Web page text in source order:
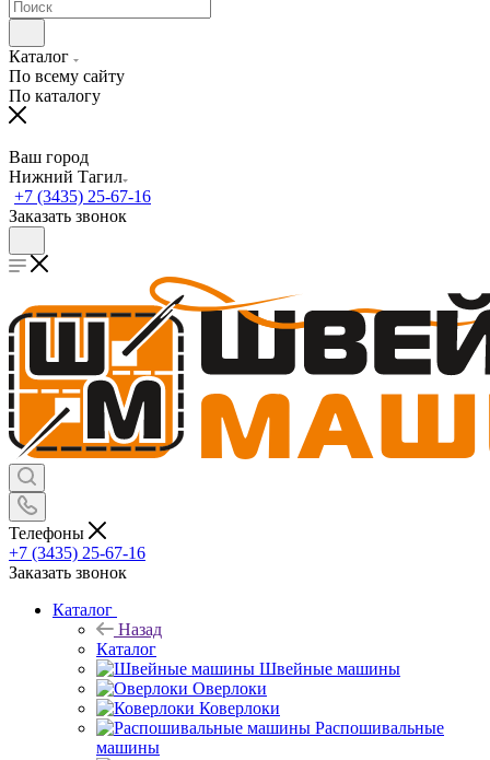
Каталог
По всему сайту
По каталогу
Ваш город
Нижний Тагил
+7 (3435) 25-67-16
Заказать звонок
Телефоны
+7 (3435) 25-67-16
Заказать звонок
Каталог
Назад
Каталог
Швейные машины
Оверлоки
Коверлоки
Распошивальные
машины